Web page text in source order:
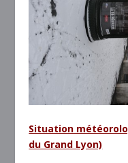
Situation
du Grand Lyon)